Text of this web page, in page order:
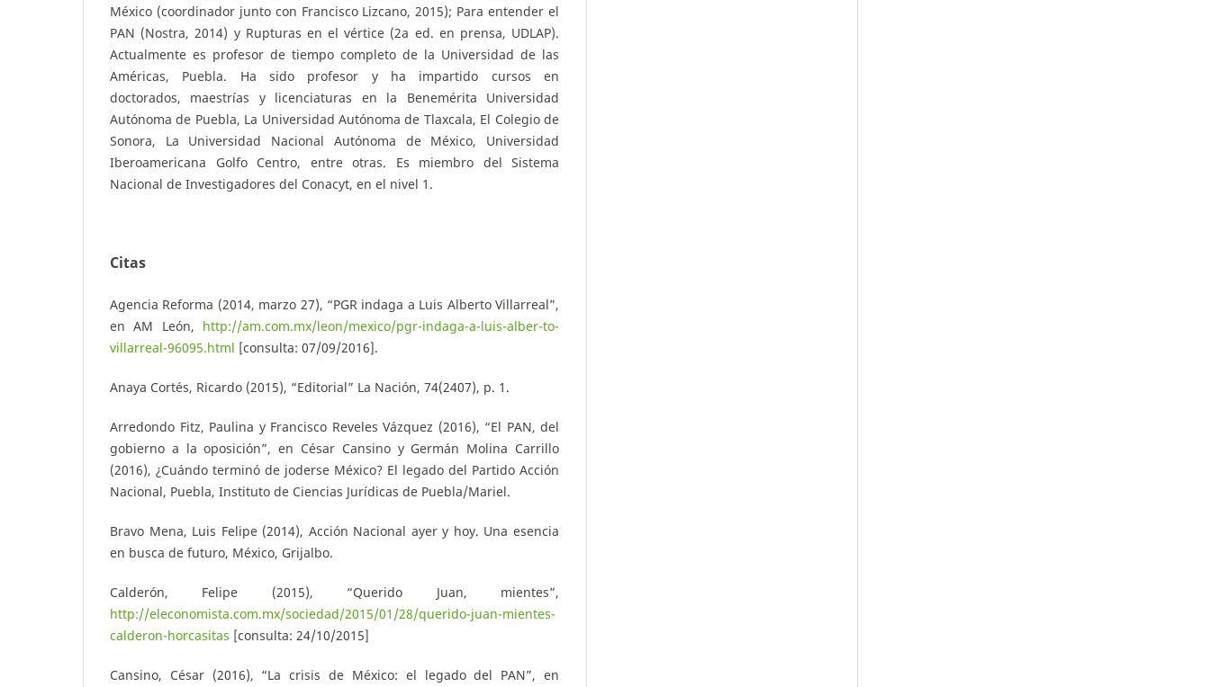
México (coordinador junto con Francisco Lizcano, 2015); Para entender el
PAN (Nostra, 2014) y Rupturas en el vértice (2a ed. en prensa, UDLAP).
Actualmente es profesor de tiempo completo de la Universidad de las
Américas, Puebla. Ha sido profesor y ha impartido cursos en
doctorados, maestrías y licenciaturas en la Benemérita Universidad
Autónoma de Puebla, La Universidad Autónoma de Tlaxcala, El Colegio de
Sonora, La Universidad Nacional Autónoma de México, Universidad
Iberoamericana Golfo Centro, entre otras. Es miembro del Sistema
Nacional de Investigadores del Conacyt, en el nivel 1.
Citas
Agencia Reforma (2014, marzo 27), “PGR indaga a Luis Alberto Villarreal”,
en AM León, http://am.com.mx/leon/mexico/pgr-indaga-a-luis-alber-to-
villarreal-96095.html [consulta: 07/09/2016].
Anaya Cortés, Ricardo (2015), “Editorial” La Nación, 74(2407), p. 1.
Arredondo Fitz, Paulina y Francisco Reveles Vázquez (2016), “El PAN, del
gobierno a la oposición”, en César Cansino y Germán Molina Carrillo
(2016), ¿Cuándo terminó de joderse México? El legado del Partido Acción
Nacional, Puebla, Instituto de Ciencias Jurídicas de Puebla/Mariel.
Bravo Mena, Luis Felipe (2014), Acción Nacional ayer y hoy. Una esencia
en busca de futuro, México, Grijalbo.
Calderón, Felipe (2015), “Querido Juan, mientes”,
http://eleconomista.com.mx/sociedad/2015/01/28/querido-juan-mientes-
calderon-horcasitas [consulta: 24/10/2015]
Cansino, César (2016), “La crisis de México: el legado del PAN”, en